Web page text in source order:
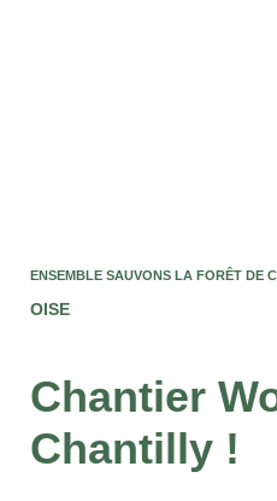
ENSEMBLE SAUVONS LA FORÊT DE
OISE
Chantier
Chantilly !